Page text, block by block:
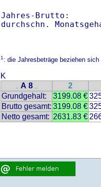
Jahres-
1: die Jahresbeträge beziehen
K
.. A 8 .. 2
Grundgehalt:
3199.08 €
Brutto gesamt: 3199.08 €
Netto gesamt: 2631.83 €